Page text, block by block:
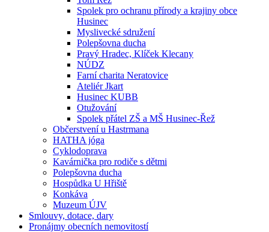
Spolek pro ochranu přírody a krajiny obce
Husinec
Myslivecké sdružení
Polepšovna ducha
Pravý Hradec, Klíček Klecany
NÚDZ
Farní charita Neratovice
Ateliér Jkart
Husinec KUBB
Otužování
Spolek přátel ZŠ a MŠ Husinec-Řež
Občerstvení u Hastrmana
HATHA jóga
Cyklodoprava
Kavárnička pro rodiče s dětmi
Polepšovna ducha
Hospůdka U Hřiště
Konkáva
Muzeum ÚJV
Smlouvy, dotace, dary
Pronájmy obecních nemovitostí